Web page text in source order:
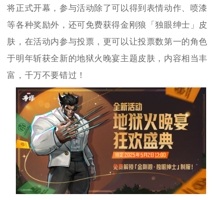
将正式开幕，参与活动除了可以得到表情动作、喷漆
等各种奖励外，还可免费获得金刚狼「独眼绅士」皮
肤，在活动内参与投票，更可以让投票数第一的角色
于明年斩获全新的地狱火晚宴主题皮肤，内容相当丰
富，千万不要错过！